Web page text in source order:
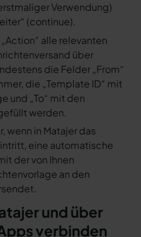
Verwendung)
(continue).
alle relevanten
über
die Felder „From“
die „Template ID“ mit
und „To“ mit den
werden.
wenn in Matajer das
eine automatische
der von Ihnen
an den
und über
verbinden